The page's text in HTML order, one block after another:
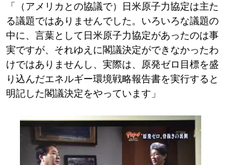
「（アメリカとの協議で）日米原子力協定は主た
る議題ではありませんでした。いろいろな議題の
中に、言葉として日米原子力協定があったのは事
実ですが、それゆえに閣議決定ができなかったわ
けではありませんし、実際は、原発ゼロ目標を盛
り込んだエネルギー環境戦略報告書を実行すると
明記した閣議決定をやっています」